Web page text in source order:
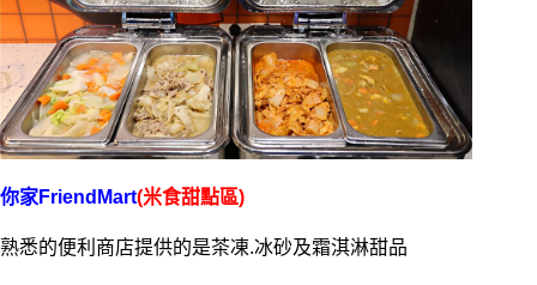
你家FriendMart(米食甜點區)
熟悉的便利商店提供的是茶凍.冰砂及霜淇淋甜品